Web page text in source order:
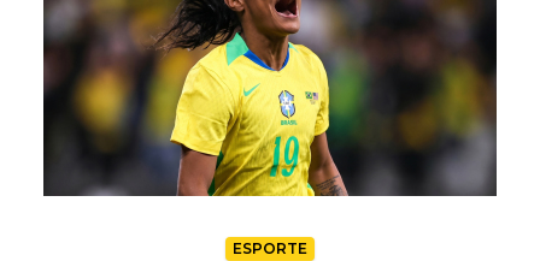
ESPORTE
Maranhão vive fase decisiva rumo à Copa de